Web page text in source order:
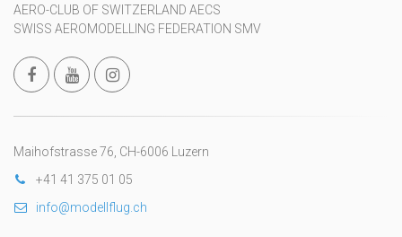
AERO-CLUB OF SWITZERLAND AECS
SWISS AEROMODELLING FEDERATION SMV
Maihofstrasse 76, CH-6006 Luzern
+41 41 375 01 05
info@modellflug.ch